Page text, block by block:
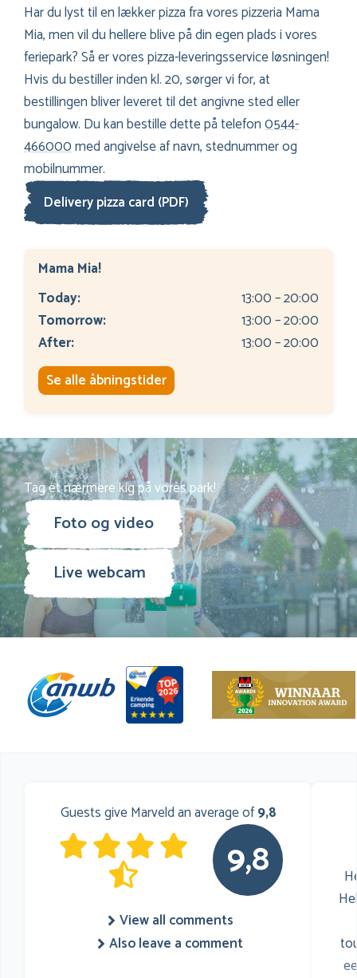
Har du lyst til en lækker pizza fra vores pizzeria Mama
Mia, men vil du hellere blive på din egen plads i vores
feriepark? Så er vores pizza-leveringsservice løsningen!
Hvis du bestiller inden kl. 20, sørger vi for, at
bestillingen bliver leveret til det angivne sted eller
bungalow. Du kan bestille dette på telefon0544-
466000med angivelse af navn, stednummer og
mobilnummer.
Delivery pizza card (PDF)
Mama Mia!
Today:
13:00 – 20:00
Tomorrow:
13:00 – 20:00
After:
13:00 – 20:00
Se alle åbningstider
Tag et nærmere kig på vores park!
Foto og video
Live webcam
Guests give Marveld an average of9,8
9,8
View all comments
Also leave a comment